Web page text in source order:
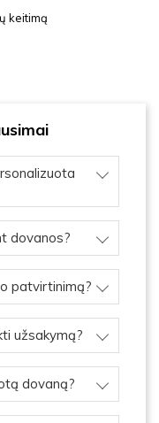
keitimą
dovanos?
patvirtinimą?
užsakymą?
dovaną?